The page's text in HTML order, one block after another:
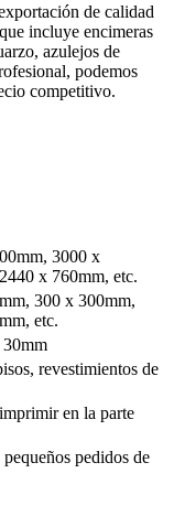
de calidad
incluye encimeras
azulejos de
podemos
competitivo.
3000 x
x 760mm, etc.
300 x 300mm,
etc.
revestimientos de
en la parte
pedidos de